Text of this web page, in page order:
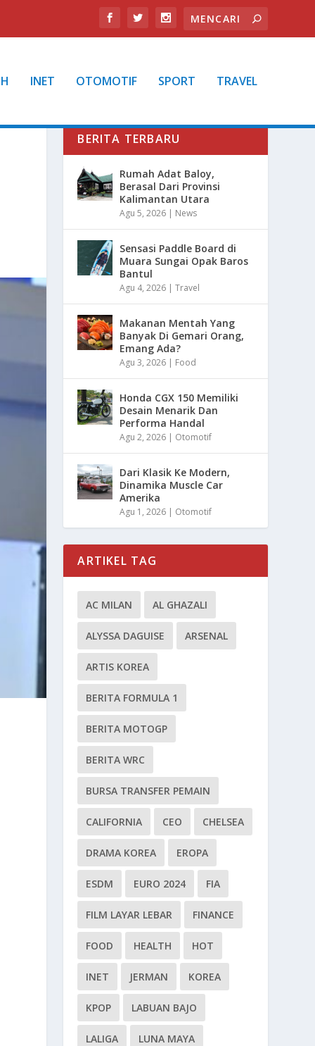
INET OTOMOTIF SPORT TRAVEL
BERITA TERBARU
Rumah Adat Baloy,
Berasal Dari Provinsi
Kalimantan Utara
Agu 5, 2026 | News
Sensasi Paddle Board di
Muara Sungai Opak Baros
Bantul
Agu 4, 2026 |Travel
Makanan Mentah Yang
Banyak Di Gemari Orang,
Emang Ada?
Agu 3, 2026 | Food
Honda CGX 150 Memiliki
Desain Menarik Dan
Performa Handal
Agu 2, 2026 | Otomotif
Dari Klasik Ke Modern,
Dinamika Muscle Car
Amerika
Agu 1, 2026 | Otomotif
ARTIKEL TAG
AC MILAN AL GHAZALI
ALYSSA DAGUISE ARSENAL
ARTIS KOREA
BERITA FORMULA 1
BERITA MOTOGP
BERITA WRC
BURSA TRANSFER PEMAIN
CALIFORNIA CEO CHELSEA
DRAMA KOREA EROPA
ESDM EURO 2024 FIA
FILM LAYAR LEBAR FINANCE
FOOD HEALTH HOT
INET JERMAN KOREA
KPOP LABUAN BAJO
LALIGA LUNA MAYA